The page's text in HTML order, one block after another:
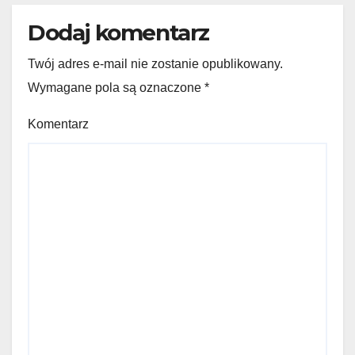
Dodaj komentarz
Twój adres e-mail nie zostanie opublikowany.
Wymagane pola są oznaczone *
Komentarz